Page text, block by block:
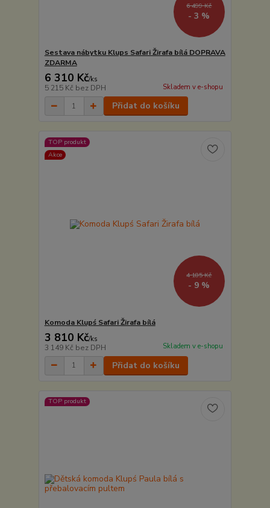
6 499 Kč
- 3 %
Sestava nábytku Klups Safari Žirafa bílá DOPRAVA
ZDARMA
6 310 Kč/ks
5 215 Kč bez DPH Skladem v e-shopu
Přidat do košíku
TOP produkt
Akce
4 185 Kč
- 9 %
Komoda Klupś Safari Žirafa bílá
3 810 Kč/ks
3 149 Kč bez DPH Skladem v e-shopu
Přidat do košíku
TOP produkt